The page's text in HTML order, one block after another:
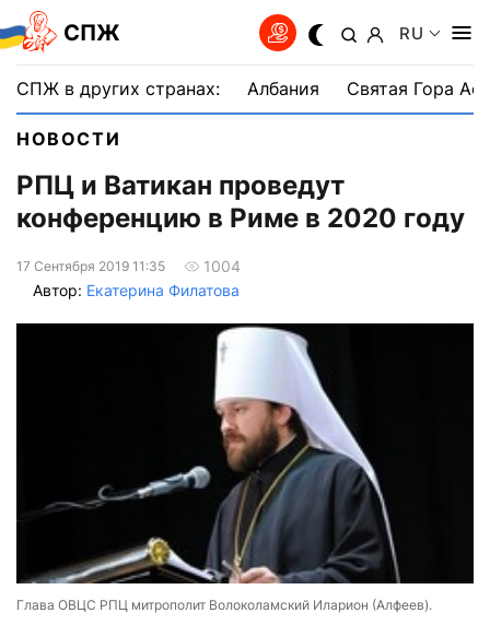
СПЖ RU
СПЖ в других странах: Албания Святая Гора
НОВОСТИ
РПЦ и Ватикан проведут
конференцию в Риме в 2020 году
17 Сентября 2019 11:35
1004
Автор: Екатерина Филатова
Глава ОВЦС РПЦ митрополит Волоколамский Иларион (Алфеев).